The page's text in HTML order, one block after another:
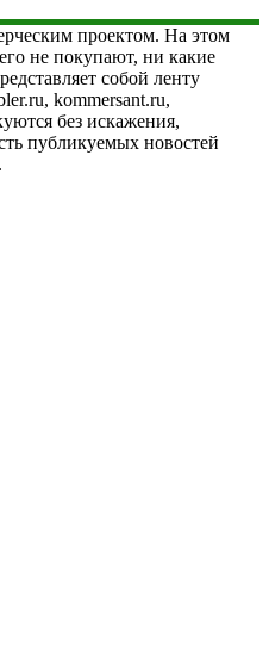
проектом. На этом
не покупают, ни какие
собой ленту
kommersant.ru,
без искажения,
публикуемых новостей